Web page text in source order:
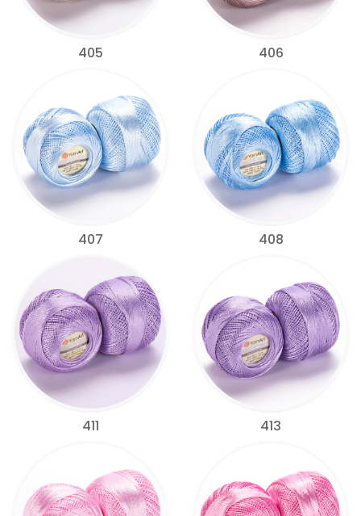
405 406
407 408
411 413